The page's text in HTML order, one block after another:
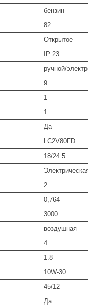
бензин
82
Открытое
IP 23
ручной/
9
1
1
Да
LC2V80FD
18/24.5
2
0,764
3000
воздушная
4
1.8
10W-30
45/12
Да